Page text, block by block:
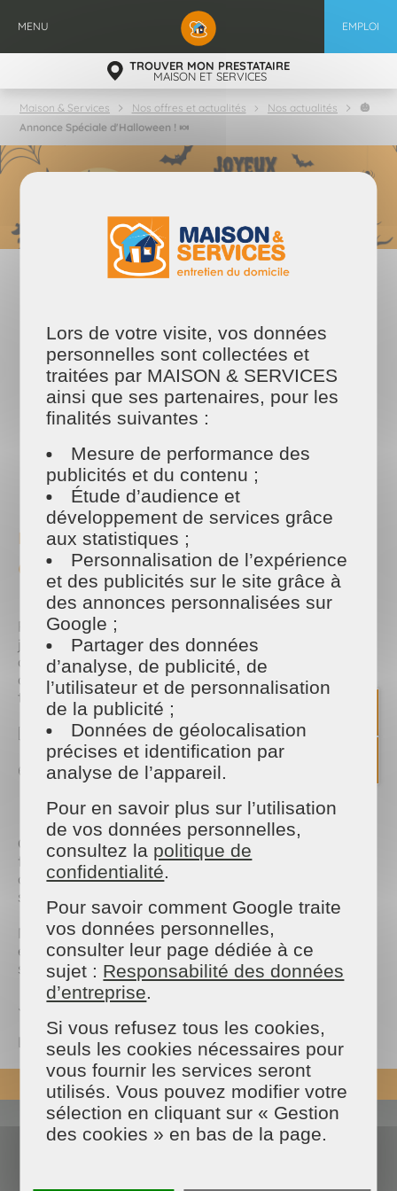
MENU EMPLOI
TROUVER MON PRESTATAIRE
MAISON ET SERVICES
Maison & Services Nos offres et actualités Nos actualités
🎃
Annonce Spéciale d'Halloween ! 🍬
! 🍬
Le frisson d'Halloween arrive, et chez Maison & Services Le Plessis,
nous sommes ravis de vous inviter à notre événement spécial le
jeudi 31 octobre !
PARTAGER
Facebook
Twitter
👻 Distribution de Bonbons
en Folie ! 🍭
Rejoignez-nous le jour d'Halloween pour une
journée de friandises et de festivités. Notre équipe
dévouée sera présente pour offrir des bonbons
délicieux et des sourires chaleureux (et terrifiant) à
tous nos visiteurs.
Date :Jeudi 31 octobre 2023
🕑
Heure :09h30 à 18h30
Lieu :3 allée des ambalais - Le Plessis-Trévise
C'est l'occasion idéale pour célébrer ensemble cette
fête pleine de magie et de fantaisie. N'oubliez pas
de venir déguisés, car il y aura également des
surprises spéciales pour les meilleurs costumes !
Nous sommes impatients de passer un moment
effroyablement amusant avec vous et de créer des
souvenirs inoubliables.
Joyeux Halloween !
L'équipe de Maison & Services Le Plessis
Actualités
Espace presse
Lors de votre visite, vos données
personnelles sont collectées et
traitées par MAISON & SERVICES
ainsi que ses partenaires, pour les
finalités suivantes :
Mesure de performance des
publicités et du contenu ;
Étude d’audience et
développement de services grâce
aux statistiques ;
Personnalisation de l’expérience
et des publicités sur le site grâce à
des annonces personnalisées sur
Google ;
Partager des données
d’analyse, de publicité, de
l’utilisateur et de personnalisation
de la publicité ;
Données de géolocalisation
précises et identification par
analyse de l’appareil.
Pour en savoir plus sur l’utilisation
de vos données personnelles,
consultez la politique de
confidentialité
Pour savoir comment Google traite
vos données personnelles,
consulter leur page dédiée à ce
sujet : Responsabilité des données
d’entreprise
Si vous refusez tous les cookies,
seuls les cookies nécessaires pour
vous fournir les services seront
utilisés. Vous pouvez modifier votre
sélection en cliquant sur « Gestion
des cookies » en bas de la page.